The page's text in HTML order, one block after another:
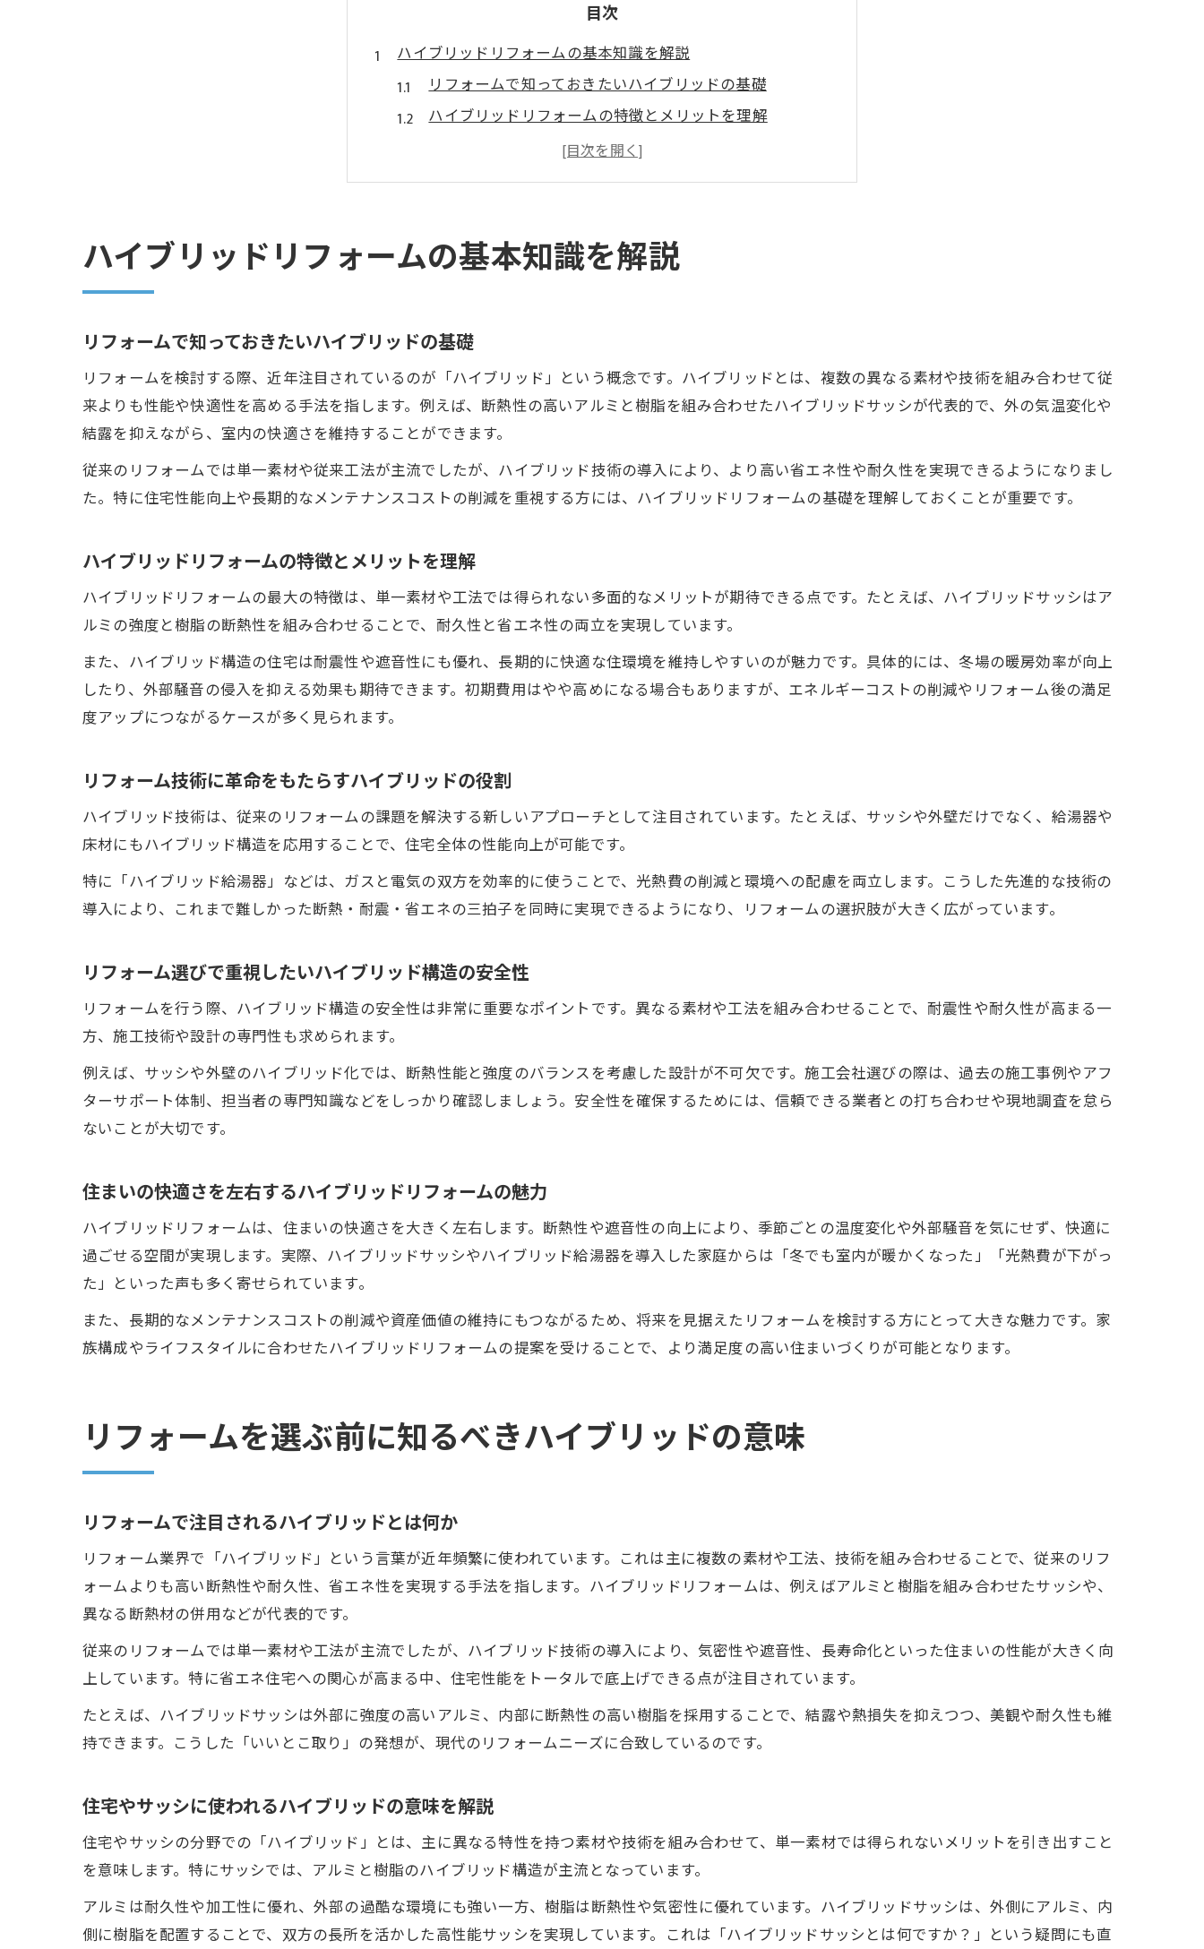
目次
ハイブリッドリフォームの基本知識を解説
リフォームで知っておきたいハイブリッドの基礎
ハイブリッドリフォームの特徴とメリットを理解
リフォーム技術に革命をもたらすハイブリッドの役割
リフォーム選びで重視したいハイブリッド構造の安全性
リフォームを選ぶ前に知るべきハイブリッドの意味
リフォームで注目されるハイブリッドとは何か
リフォーム前に理解したいハイブリッドの違い
ハイブリッドリフォームの選択時に押さえるべき知識
リフォーム計画で役立つハイブリッドの種類と用途
住まいを快適にするハイブリッド技術の魅力とは
リフォームで実現するハイブリッド技術の快適性
断熱や省エネに強いハイブリッドリフォームの効果
リフォーム現場で活きるハイブリッドの性能向上術
暮らしを変えるリフォームとハイブリッド技術の連携
リフォーム会社選びで信頼性を見極めるコツ
リフォーム会社の信頼性をハイブリッド技術で判断
ハイブリッドリフォーム対応会社を選ぶポイント
リフォーム会社比較で注目するハイブリッド実績
断熱性や耐震性に強いハイブリッド住宅の特徴
リフォームで叶うハイブリッド住宅の断熱性能
耐震性と省エネ性を兼ね備えたハイブリッド住宅
断熱・耐震リフォームに適したハイブリッド構造
リフォーム現場で評価されるハイブリッド性能
口コミや社員紹介から読むリフォーム会社の実態
リフォーム会社の評判をハイブリッド実績で検証
ハイブリッドリフォームの基本知識を解説
リフォームで知っておきたいハイブリッドの基礎
リフォームを検討する際、近年注目されているのが「ハイブリッド」という概念です。ハイブリッドとは、複数の異なる素材や技術を組み合わせて従
来よりも性能や快適性を高める手法を指します。例えば、断熱性の高いアルミと樹脂を組み合わせたハイブリッドサッシが代表的で、外の気温変化や
結露を抑えながら、室内の快適さを維持することができます。
従来のリフォームでは単一素材や従来工法が主流でしたが、ハイブリッド技術の導入により、より高い省エネ性や耐久性を実現できるようになりまし
た。特に住宅性能向上や長期的なメンテナンスコストの削減を重視する方には、ハイブリッドリフォームの基礎を理解しておくことが重要です。
ハイブリッドリフォームの特徴とメリットを理解
ハイブリッドリフォームの最大の特徴は、単一素材や工法では得られない多面的なメリットが期待できる点です。たとえば、ハイブリッドサッシはア
ルミの強度と樹脂の断熱性を組み合わせることで、耐久性と省エネ性の両立を実現しています。
また、ハイブリッド構造の住宅は耐震性や遮音性にも優れ、長期的に快適な住環境を維持しやすいのが魅力です。具体的には、冬場の暖房効率が向上
したり、外部騒音の侵入を抑える効果も期待できます。初期費用はやや高めになる場合もありますが、エネルギーコストの削減やリフォーム後の満足
度アップにつながるケースが多く見られます。
リフォーム技術に革命をもたらすハイブリッドの役割
ハイブリッド技術は、従来のリフォームの課題を解決する新しいアプローチとして注目されています。たとえば、サッシや外壁だけでなく、給湯器や
床材にもハイブリッド構造を応用することで、住宅全体の性能向上が可能です。
特に「ハイブリッド給湯器」などは、ガスと電気の双方を効率的に使うことで、光熱費の削減と環境への配慮を両立します。こうした先進的な技術の
導入により、これまで難しかった断熱・耐震・省エネの三拍子を同時に実現できるようになり、リフォームの選択肢が大きく広がっています。
リフォーム選びで重視したいハイブリッド構造の安全性
リフォームを行う際、ハイブリッド構造の安全性は非常に重要なポイントです。異なる素材や工法を組み合わせることで、耐震性や耐久性が高まる一
方、施工技術や設計の専門性も求められます。
例えば、サッシや外壁のハイブリッド化では、断熱性能と強度のバランスを考慮した設計が不可欠です。施工会社選びの際は、過去の施工事例やアフ
ターサポート体制、担当者の専門知識などをしっかり確認しましょう。安全性を確保するためには、信頼できる業者との打ち合わせや現地調査を怠ら
ないことが大切です。
住まいの快適さを左右するハイブリッドリフォームの魅力
ハイブリッドリフォームは、住まいの快適さを大きく左右します。断熱性や遮音性の向上により、季節ごとの温度変化や外部騒音を気にせず、快適に
過ごせる空間が実現します。実際、ハイブリッドサッシやハイブリッド給湯器を導入した家庭からは「冬でも室内が暖かくなった」「光熱費が下がっ
た」といった声も多く寄せられています。
また、長期的なメンテナンスコストの削減や資産価値の維持にもつながるため、将来を見据えたリフォームを検討する方にとって大きな魅力です。家
族構成やライフスタイルに合わせたハイブリッドリフォームの提案を受けることで、より満足度の高い住まいづくりが可能となります。
リフォームを選ぶ前に知るべきハイブリッドの意味
リフォームで注目されるハイブリッドとは何か
リフォーム業界で「ハイブリッド」という言葉が近年頻繁に使われています。これは主に複数の素材や工法、技術を組み合わせることで、従来のリフ
ォームよりも高い断熱性や耐久性、省エネ性を実現する手法を指します。ハイブリッドリフォームは、例えばアルミと樹脂を組み合わせたサッシや、
異なる断熱材の併用などが代表的です。
従来のリフォームでは単一素材や工法が主流でしたが、ハイブリッド技術の導入により、気密性や遮音性、長寿命化といった住まいの性能が大きく向
上しています。特に省エネ住宅への関心が高まる中、住宅性能をトータルで底上げできる点が注目されています。
たとえば、ハイブリッドサッシは外部に強度の高いアルミ、内部に断熱性の高い樹脂を採用することで、結露や熱損失を抑えつつ、美観や耐久性も維
持できます。こうした「いいとこ取り」の発想が、現代のリフォームニーズに合致しているのです。
住宅やサッシに使われるハイブリッドの意味を解説
住宅やサッシの分野での「ハイブリッド」とは、主に異なる特性を持つ素材や技術を組み合わせて、単一素材では得られないメリットを引き出すこと
を意味します。特にサッシでは、アルミと樹脂のハイブリッド構造が主流となっています。
アルミは耐久性や加工性に優れ、外部の過酷な環境にも強い一方、樹脂は断熱性や気密性に優れています。ハイブリッドサッシは、外側にアルミ、内
側に樹脂を配置することで、双方の長所を活かした高性能サッシを実現しています。これは「ハイブリッドサッシとは何ですか？」という疑問にも直